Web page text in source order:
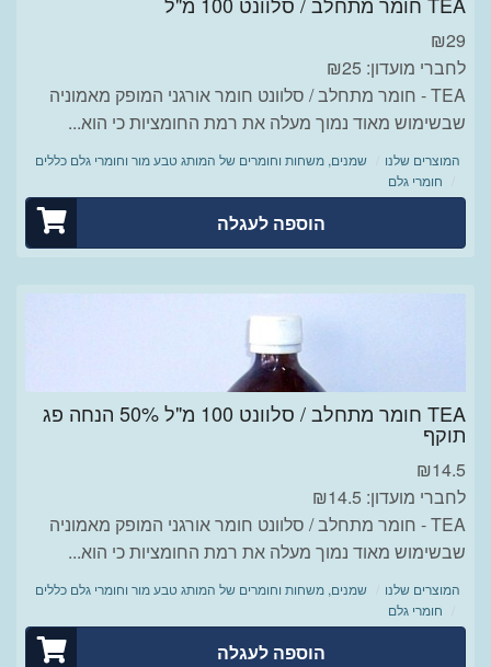
₪29
לחברי מועדון: ₪25
TEA - חומר מתחלב / סלוונט חומר אורגני המופק מאמוניה
שבשימוש מאוד נמוך מעלה את רמת החומציות כי הוא...
המוצרים שלנו
שמנים, משחות וחומרים של המותג טבע מור וחומרי גלם כללים
חומרי גלם
הוספה לעגלה
TEA חומר מתחלב / סלוונט 100 מ"ל 50% הנחה פג
תוקף
₪14.5
לחברי מועדון: ₪14.5
TEA - חומר מתחלב / סלוונט חומר אורגני המופק מאמוניה
שבשימוש מאוד נמוך מעלה את רמת החומציות כי הוא...
המוצרים שלנו
שמנים, משחות וחומרים של המותג טבע מור וחומרי גלם כללים
חומרי גלם
הוספה לעגלה